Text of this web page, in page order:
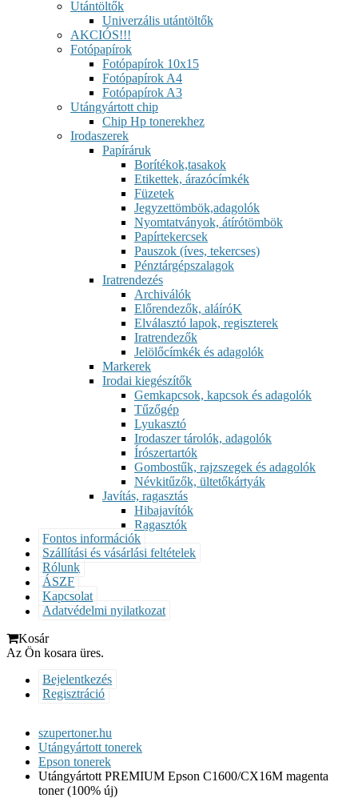
Utántöltők
Univerzális utántöltők
AKCIÓS!!!
Fotópapírok
Fotópapírok 10x15
Fotópapírok A4
Fotópapírok A3
Utángyártott chip
Chip Hp tonerekhez
Irodaszerek
Papíráruk
Borítékok,tasakok
Etikettek, árazócímkék
Füzetek
Jegyzettömbök,adagolók
Nyomtatványok, átírótömbök
Papírtekercsek
Pauszok (íves, tekercses)
Pénztárgépszalagok
Iratrendezés
Archiválók
Előrendezők, aláíróK
Elválasztó lapok, regiszterek
Iratrendezők
Jelölőcímkék és adagolók
Markerek
Irodai kiegészítők
Gemkapcsok, kapcsok és adagolók
Tűzőgép
Lyukasztó
Irodaszer tárolók, adagolók
Írószertartók
Gombostűk, rajzszegek és adagolók
Névkitűzők, ültetőkártyák
Javítás, ragasztás
Hibajavítók
Ragasztók
Fontos információk
Szállítási és vásárlási feltételek
Rólunk
ÁSZF
Kapcsolat
Adatvédelmi nyilatkozat
Kosár
Az Ön kosara üres.
Bejelentkezés
Regisztráció
szupertoner.hu
Utángyártott tonerek
Epson tonerek
Utángyártott PREMIUM Epson C1600/CX16M magenta
toner (100% új)